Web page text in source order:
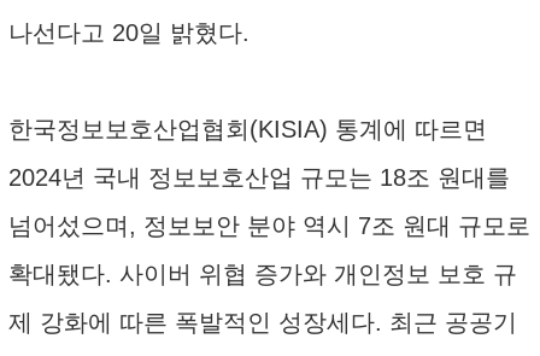
나선다고 20일 밝혔다.
한국정보보호산업협회(KISIA) 통계에 따르면
2024년 국내 정보보호산업 규모는 18조 원대를
넘어섰으며, 정보보안 분야 역시 7조 원대 규모로
확대됐다. 사이버 위협 증가와 개인정보 보호 규
제 강화에 따른 폭발적인 성장세다. 최근 공공기